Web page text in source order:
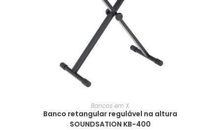
Bancos em X
Banco retangular regulável na altura
SOUNDSATION KB-400